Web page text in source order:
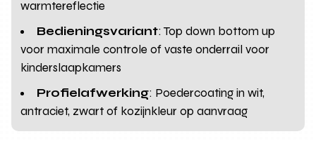
warmtereflectie
Bedieningsvariant: Top down bottom up
voor maximale controle of vaste onderrail voor
kinderslaapkamers
Profielafwerking: Poedercoating in wit,
antraciet, zwart of kozijnkleur op aanvraag